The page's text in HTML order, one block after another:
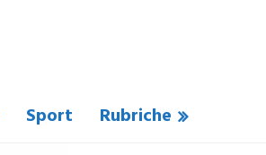
Sport Rubriche